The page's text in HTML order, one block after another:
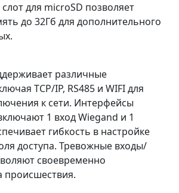
для microSD позволяет
до 32Гб для дополнительного
различные
TCP/IP, RS485 и WIFI для
к сети. Интерфейсы
1 вход Wiegand и 1
гибкость в настройке
доступа. Тревожные входы/
своевременно
происшествия.